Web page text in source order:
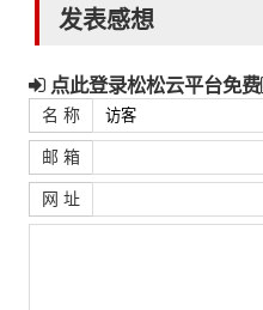
发表感想
点此登录松松云平台免费
名 称
邮 箱
网 址